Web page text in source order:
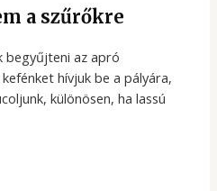
a szűrőkre
begyűjteni az apró
hívjuk be a pályára,
különösen, ha lassú